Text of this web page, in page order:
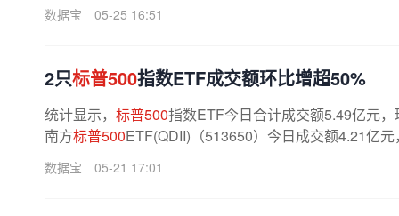
数据宝 05-25 16:51
2只标普500指数ETF成交额环比增超50%
统计显示， 标普500指数ETF今日合计成交额5.49亿元
南方标普500ETF(QDII)（513650）今日成交额4.21亿
数据宝 05-21 17:01